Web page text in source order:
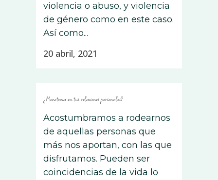
violencia o abuso, y violencia
de género como en este caso.
Así como...
20 abril, 2021
¿Monotonia en tus relaciones personales?
Acostumbramos a rodearnos
de aquellas personas que
más nos aportan, con las que
disfrutamos. Pueden ser
coincidencias de la vida lo